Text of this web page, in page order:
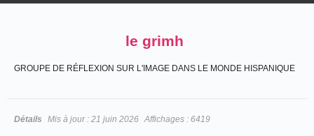
le grimh
GROUPE DE RÉFLEXION SUR L'IMAGE DANS LE MONDE HISPANIQUE
Détails Mis à jour : 21 juin 2026 Affichages : 6419